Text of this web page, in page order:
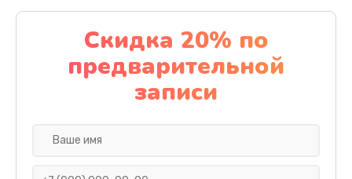
Скидка 20% по
предварительной
записи